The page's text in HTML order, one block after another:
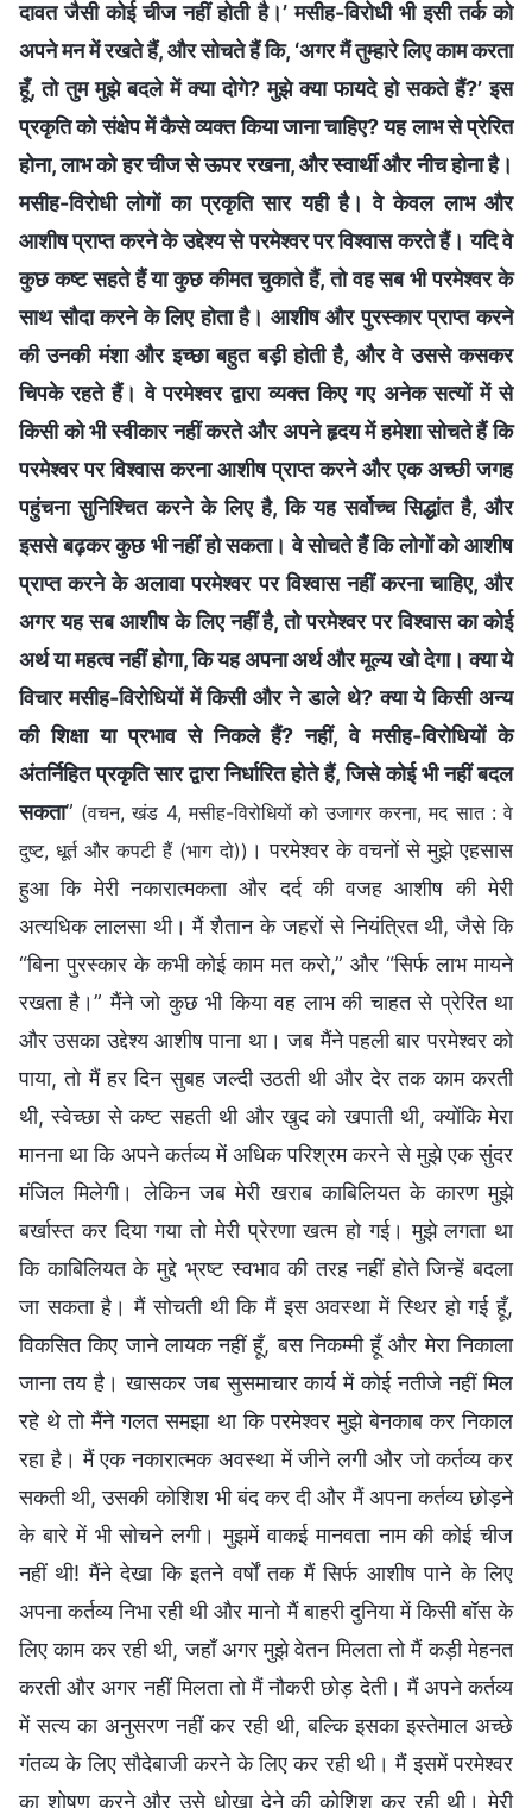
दावत जैसी कोई चीज नहीं होती है।’ मसीह-विरोधी भी इसी तर्क को
अपने मन में रखते हैं, और सोचते हैं कि, ‘अगर मैं तुम्हारे लिए काम करता
हूँ, तो तुम मुझे बदले में क्या दोगे? मुझे क्या फायदे हो सकते हैं?’ इस
प्रकृति को संक्षेप में कैसे व्यक्त किया जाना चाहिए? यह लाभ से प्रेरित
होना, लाभ को हर चीज से ऊपर रखना, और स्वार्थी और नीच होना है।
मसीह-विरोधी लोगों का प्रकृति सार यही है। वे केवल लाभ और
आशीष प्राप्त करने के उद्देश्य से परमेश्वर पर विश्वास करते हैं। यदि वे
कुछ कष्ट सहते हैं या कुछ कीमत चुकाते हैं, तो वह सब भी परमेश्वर के
साथ सौदा करने के लिए होता है। आशीष और पुरस्कार प्राप्त करने
की उनकी मंशा और इच्छा बहुत बड़ी होती है, और वे उससे कसकर
चिपके रहते हैं। वे परमेश्वर द्वारा व्यक्त किए गए अनेक सत्यों में से
किसी को भी स्वीकार नहीं करते और अपने हृदय में हमेशा सोचते हैं कि
परमेश्वर पर विश्वास करना आशीष प्राप्त करने और एक अच्छी जगह
पहुंचना सुनिश्चित करने के लिए है, कि यह सर्वोच्च सिद्धांत है, और
इससे बढ़कर कुछ भी नहीं हो सकता। वे सोचते हैं कि लोगों को आशीष
प्राप्त करने के अलावा परमेश्वर पर विश्वास नहीं करना चाहिए, और
अगर यह सब आशीष के लिए नहीं है, तो परमेश्वर पर विश्वास का कोई
अर्थ या महत्व नहीं होगा, कि यह अपना अर्थ और मूल्य खो देगा। क्या ये
विचार मसीह-विरोधियों में किसी और ने डाले थे? क्या ये किसी अन्य
की शिक्षा या प्रभाव से निकले हैं? नहीं, वे मसीह-विरोधियों के
अंतर्निहित प्रकृति सार द्वारा निर्धारित होते हैं, जिसे कोई भी नहीं बदल
सकता” (वचन, खंड 4, मसीह-विरोधियों को उजागर करना, मद सात : वे
दुष्ट, धूर्त और कपटी हैं (भाग दो)) । परमेश्वर के वचनों से मुझे एहसास
हुआ कि मेरी नकारात्मकता और दर्द की वजह आशीष की मेरी
अत्यधिक लालसा थी। मैं शैतान के जहरों से नियंत्रित थी, जैसे कि
“बिना पुरस्कार के कभी कोई काम मत करो,” और “सिर्फ लाभ मायने
रखता है।” मैंने जो कुछ भी किया वह लाभ की चाहत से प्रेरित था
और उसका उद्देश्य आशीष पाना था। जब मैंने पहली बार परमेश्वर को
पाया, तो मैं हर दिन सुबह जल्दी उठती थी और देर तक काम करती
थी, स्वेच्छा से कष्ट सहती थी और खुद को खपाती थी, क्योंकि मेरा
मानना था कि अपने कर्तव्य में अधिक परिश्रम करने से मुझे एक सुंदर
मंजिल मिलेगी। लेकिन जब मेरी खराब काबिलियत के कारण मुझे
बर्खास्त कर दिया गया तो मेरी प्रेरणा खत्म हो गई। मुझे लगता था
कि काबिलियत के मुद्दे भ्रष्ट स्वभाव की तरह नहीं होते जिन्हें बदला
जा सकता है। मैं सोचती थी कि मैं इस अवस्था में स्थिर हो गई हूँ,
विकसित किए जाने लायक नहीं हूँ, बस निकम्मी हूँ और मेरा निकाला
जाना तय है। खासकर जब सुसमाचार कार्य में कोई नतीजे नहीं मिल
रहे थे तो मैंने गलत समझा था कि परमेश्वर मुझे बेनकाब कर निकाल
रहा है। मैं एक नकारात्मक अवस्था में जीने लगी और जो कर्तव्य कर
सकती थी, उसकी कोशिश भी बंद कर दी और मैं अपना कर्तव्य छोड़ने
के बारे में भी सोचने लगी। मुझमें वाकई मानवता नाम की कोई चीज
नहीं थी! मैंने देखा कि इतने वर्षों तक मैं सिर्फ आशीष पाने के लिए
अपना कर्तव्य निभा रही थी और मानो मैं बाहरी दुनिया में किसी बॉस के
लिए काम कर रही थी, जहाँ अगर मुझे वेतन मिलता तो मैं कड़ी मेहनत
करती और अगर नहीं मिलता तो मैं नौकरी छोड़ देती। मैं अपने कर्तव्य
में सत्य का अनुसरण नहीं कर रही थी, बल्कि इसका इस्तेमाल अच्छे
गंतव्य के लिए सौदेबाजी करने के लिए कर रही थी। मैं इसमें परमेश्वर
का शोषण करने और उसे धोखा देने की कोशिश कर रही थी। मेरी